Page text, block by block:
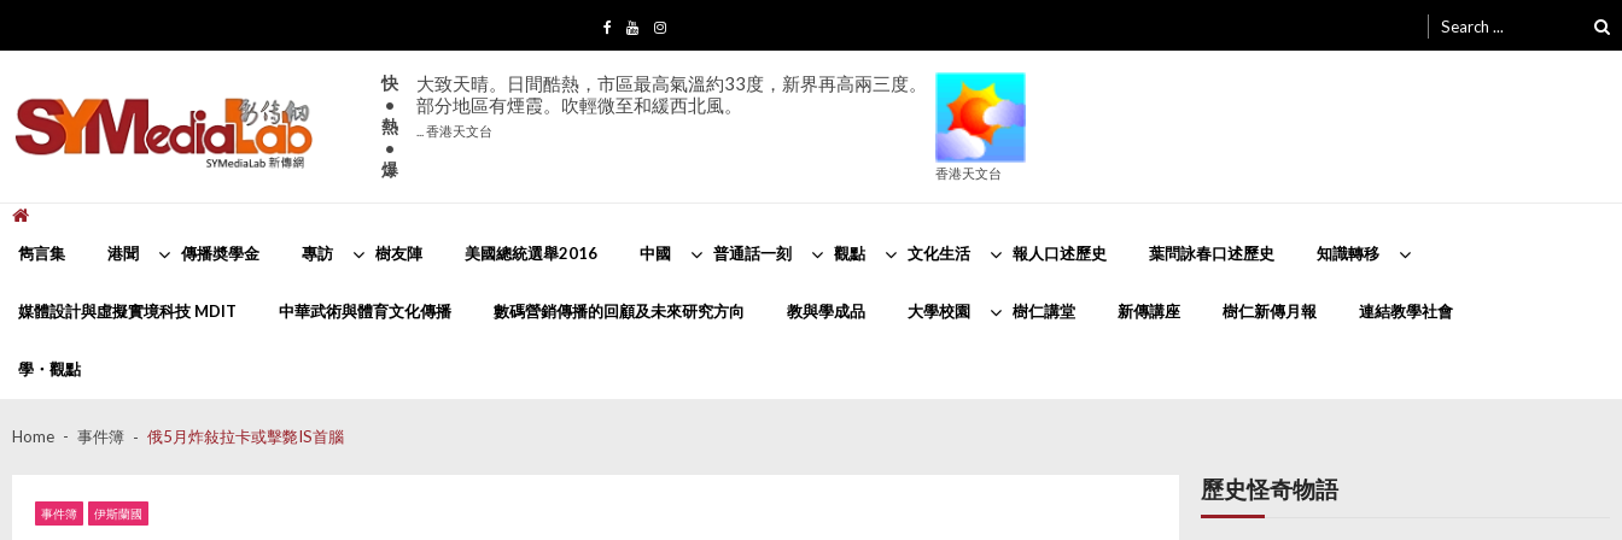
navigation
content
for:
快
•
熱
•
爆
大致天晴。日間酷熱，市區最高氣溫約33度，新界再高兩三度。
部分地區有煙霞。吹輕微至和緩西北風。
... 香港天文台
香港天文台
雋言集 港聞 傳播奬學金 專訪 樹友陣 美國總統選舉2016 中國 普通話一刻 觀點 文化生活 報人口述歷史 葉問詠春口述歷史 知識轉移
媒體設計與虛擬實境科技 MDIT 中華武術與體育文化傳播 數碼營銷傳播的回顧及未來研究方向 教與學成品 大學校園 樹仁講堂 新傳講座 樹仁新傳月報 連結教學社會
學・觀點
Home 事件簿 俄5月炸敍拉卡或擊斃IS首腦
事件簿 伊斯蘭國
歷史怪奇物語